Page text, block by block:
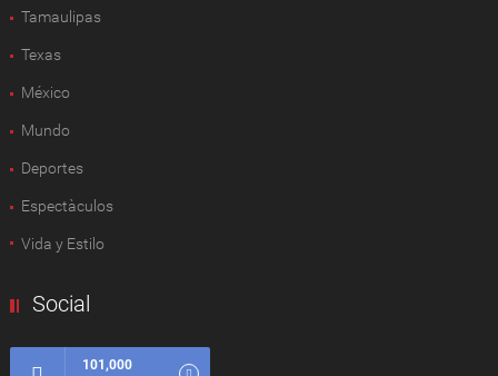
Tamaulipas
Texas
México
Mundo
Deportes
Espectàculos
Vida y Estilo
Social
101,000